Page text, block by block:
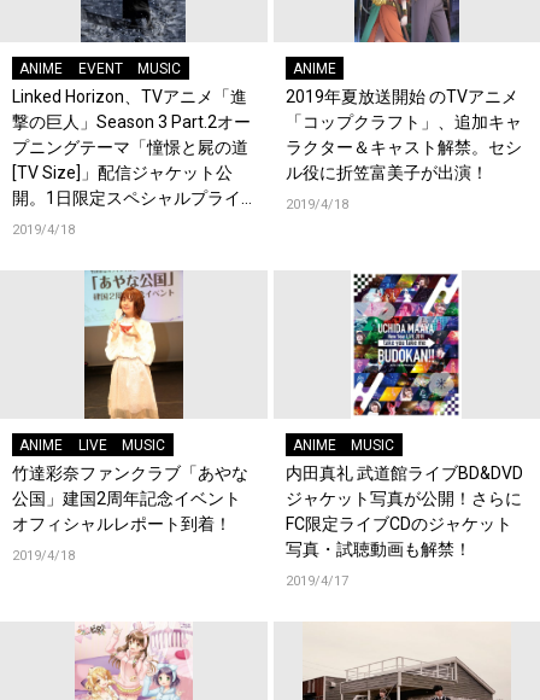
ANIME EVENT MUSIC
Linked Horizon、TVアニメ「進
撃の巨人」Season 3 Part.2オー
プニングテーマ「憧憬と屍の道
[TV Size]」配信ジャケット公
開。1日限定スペシャルプライ
ス100円配信決定！！！
2019/4/18
ANIME
2019年夏放送開始 のTVアニメ
「コップクラフト」、追加キャ
ラクター＆キャスト解禁。セシ
ル役に折笠富美子が出演！
2019/4/18
ANIME LIVE MUSIC
竹達彩奈ファンクラブ「あやな
公国」建国2周年記念イベント
オフィシャルレポート到着！
2019/4/18
ANIME MUSIC
内田真礼 武道館ライブBD&DVD
ジャケット写真が公開！さらに
FC限定ライブCDのジャケット
写真・試聴動画も解禁！
2019/4/17